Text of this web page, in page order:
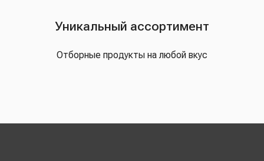
Уникальный ассортимент
Отборные продукты на любой вкус